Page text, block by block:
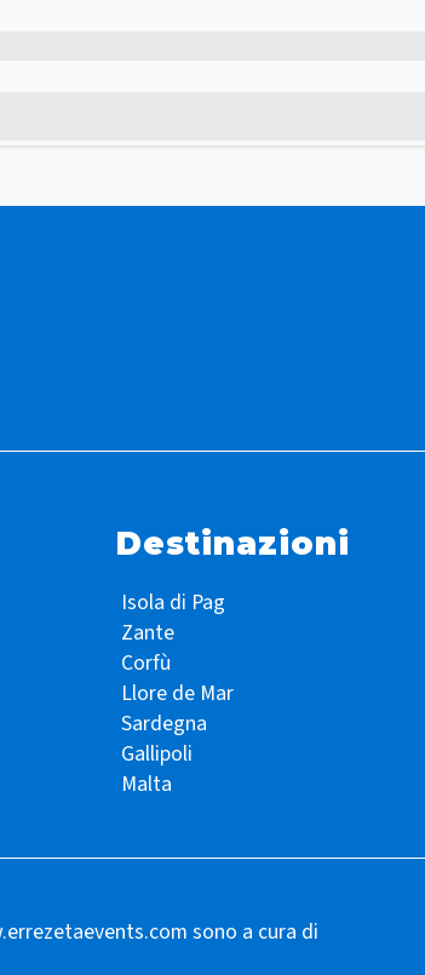
Destinazioni
Isola di Pag
Zante
Corfù
Llore de Mar
Sardegna
Gallipoli
Malta
sono a cura di